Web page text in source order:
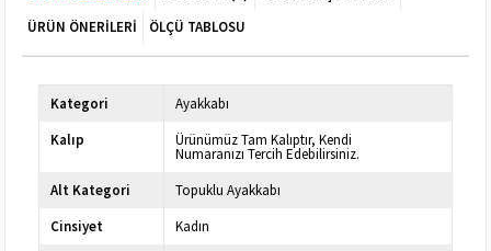
ÜRÜN ÖNERILERI
ÖLÇÜ TABLOSU
Kategori
Ayakkabı
Kalıp
Ürünümüz Tam Kalıptır, Kendi
Numaranızı Tercih Edebilirsiniz.
Alt Kategori
Topuklu Ayakkabı
Cinsiyet
Kadın